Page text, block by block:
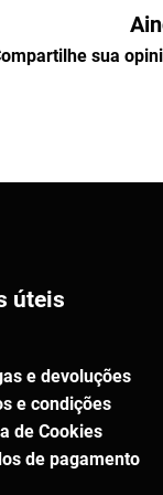
poderão
perfil, na seção "
de
+55
no
criado
se à vontade
para seus
ou utilizar
ou
sua
úteis
e devoluções
e condições
de Cookies
de pagamento